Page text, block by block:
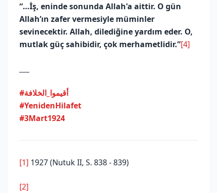
“…İş, eninde sonunda Allah'a aittir. O gün
Allah’ın zafer vermesiyle müminler
sevinecektir. Allah, dilediğine yardım eder. O,
mutlak güç sahibidir, çok merhametlidir.”[4]
#أقيموا_الخلافة
#YenidenHilafet
#3Mart1924
[1] 1927 (Nutuk II, S. 838 - 839)
[2]